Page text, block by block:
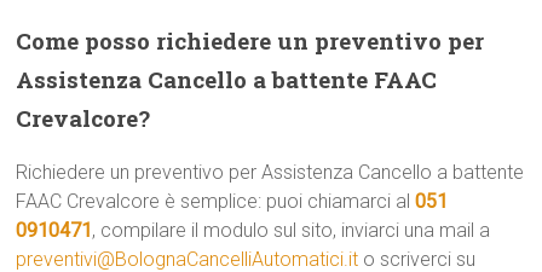
Come posso richiedere un preventivo per
Assistenza Cancello a battente FAAC
Crevalcore?
Richiedere un preventivo per Assistenza Cancello a battente
FAAC Crevalcore è semplice: puoi chiamarci al051
0910471, compilare il modulo sul sito, inviarci una mail a
preventivi@BolognaCancelliAutomatici.it o scriverci su